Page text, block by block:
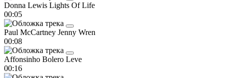
Donna Lewis Lights Of Life
00:05
Paul McCartney Jenny Wren
00:08
Affonsinho Bolero Leve
00:16